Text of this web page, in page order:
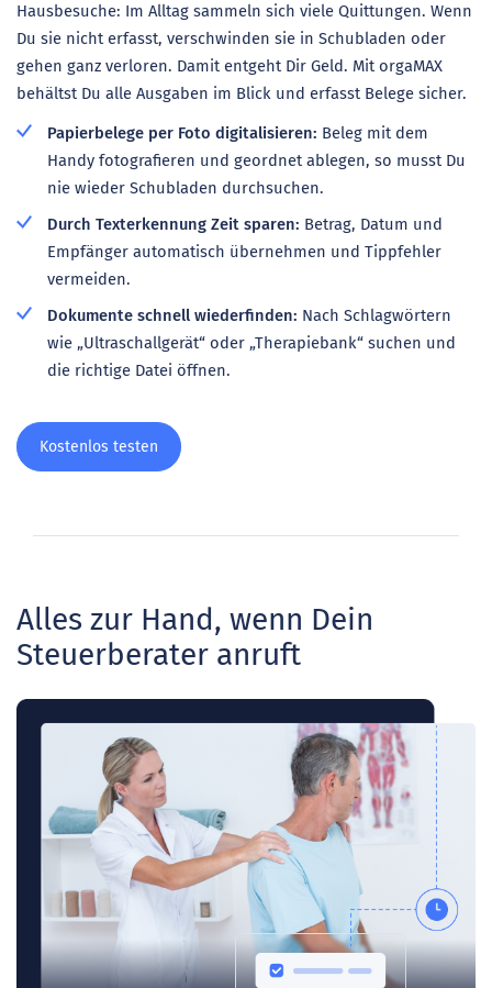
Hausbesuche: Im Alltag sammeln sich viele Quittungen. Wenn
Du sie nicht erfasst, verschwinden sie in Schubladen oder
gehen ganz verloren. Damit entgeht Dir Geld. Mit orgaMAX
behältst Du alle Ausgaben im Blick und erfasst Belege sicher.
Papierbelege per Foto digitalisieren: Beleg mit dem
Handy fotografieren und geordnet ablegen, so musst Du
nie wieder Schubladen durchsuchen.
Durch Texterkennung Zeit sparen: Betrag, Datum und
Empfänger automatisch übernehmen und Tippfehler
vermeiden.
Dokumente schnell wiederfinden: Nach Schlagwörtern
wie „Ultraschallgerät“ oder „Therapiebank“ suchen und
die richtige Datei öffnen.
Kostenlos testen
Alles zur Hand, wenn Dein
Steuerberater anruft